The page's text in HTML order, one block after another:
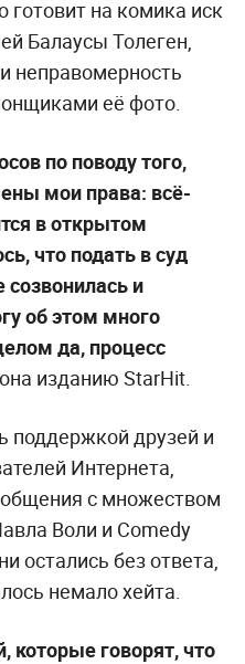
готовит на комика иск
Балаусы Толеген,
неправомерность
её фото.
по поводу того,
мои права: всё-
в открытом
что подать в суд
и
об этом много
да, процесс
она изданию StarHit.
поддержкой друзей и
Интернета,
с множеством
Воли и Comedy
остались без ответа,
немало хейта.
которые говорят, что